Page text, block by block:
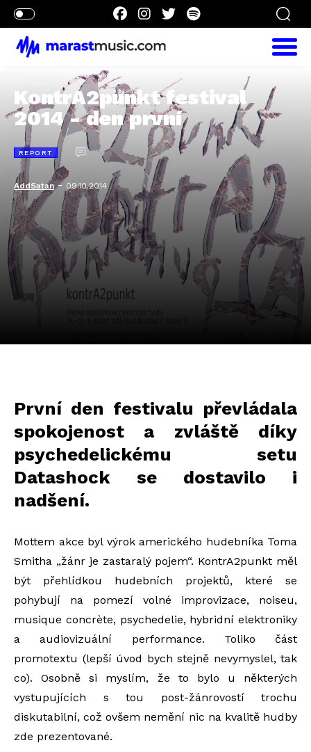
KontrA2punkt festival
2014 - den první
REPORT
AddSatan- 09.10.2014
První den festivalu převládala
spokojenost a zvláště díky
psychedelickému setu
Datashock se dostavilo i
nadšení.
Mottem akce byl výrok amerického hudebníka Toma
Smitha „žánr je zastaralý pojem“. KontrA2punkt měl
být přehlídkou hudebních projektů, které se
pohybují na pomezí volné improvizace, noiseu,
musique concrète, psychedelie, hybridní elektroniky
a audiovizuální performance. Toliko část
promotextu (lepší úvod bych stejně nevymyslel, tak
co). Osobně si myslím, že to bylo u některých
vystupujících s tou post-žánrovostí trochu
diskutabilní, což ovšem nemění nic na kvalitě hudby
zde prezentované.